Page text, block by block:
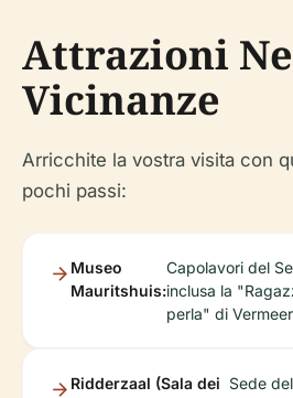
Attrazioni
Vicinanze
Arricchite la vostra visita con
pochi passi:
Museo
Mauritshuis:
Capolavori del
inclusa la
perla" di
Ridderzaal (Sala dei Sede